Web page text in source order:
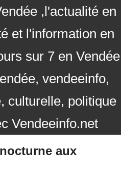
,l'actualité en
et l'information en
sur 7 en Vendée
vendeeinfo,
culturelle, politique
Vendeeinfo.net
aux